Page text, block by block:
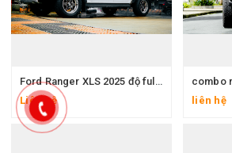
Ford Ranger XLS 2025 độ full bài: Mâm D2 Thái Lan 18in, body Raptor, cốp nóc phi thuyền – Độ bán tải chuẩn cho dân chơi thứ thiệt
Liên hệ
liên hệ